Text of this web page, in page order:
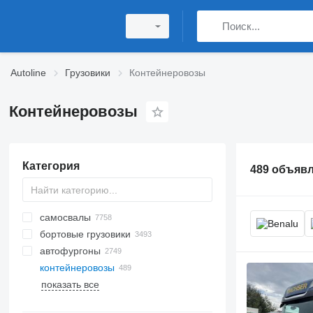
Autoline Грузовики Контейнеровозы
Контейнеровозы
Категория
самосвалы
бортовые грузовики
автофургоны
контейнеровозы
показать все
489